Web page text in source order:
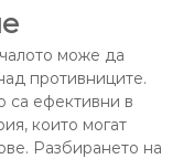
може да
противниците.
са ефективни в
които могат
Разбирането на